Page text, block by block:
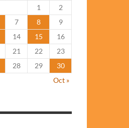
1
2
7 8
9
14 15
16
21 22
23
28 29
30
Oct »